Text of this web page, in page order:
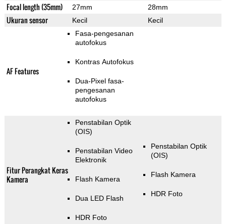
Focal length (35mm) 27mm 28mm
Ukuran sensor Kecil Kecil
AF Features
Fasa-pengesanan
autofokus
Kontras Autofokus
Dua-Pixel fasa-
pengesanan
autofokus
Fitur Perangkat Keras
Kamera
Penstabilan Optik
(OIS)
Penstabilan Video
Elektronik
Flash Kamera
Dua LED Flash
HDR Foto
Penstabilan Optik
(OIS)
Flash Kamera
HDR Foto